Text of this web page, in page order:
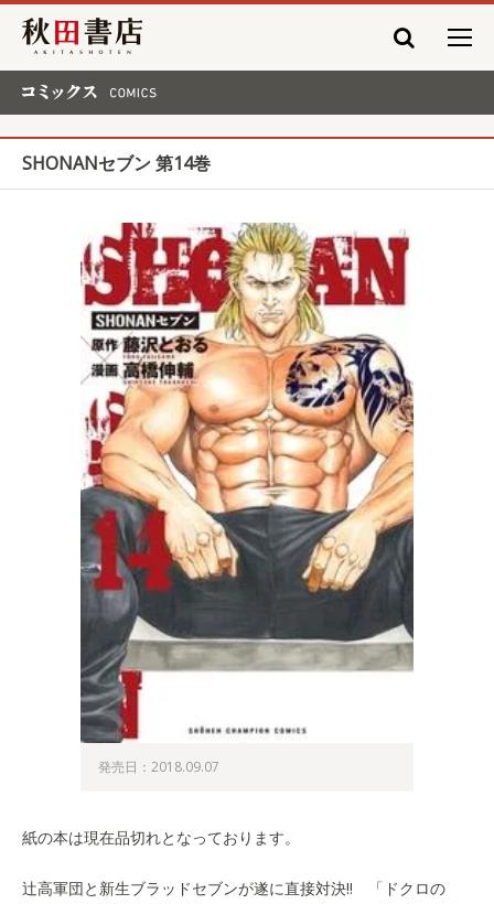
秋田書店
SHONANセブン 第14巻
発売日：2018.09.07
紙の本は現在品切れとなっております。
辻高軍団と新生ブラッドセブンが遂に直接対決!! 「ドクロの